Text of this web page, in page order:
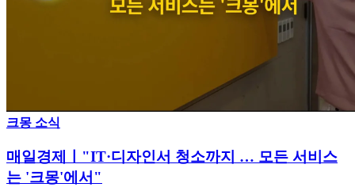
크몽 소식
매일경제ㅣ"IT·디자인서 청소까지 … 모든 서비스
는 '크몽'에서"